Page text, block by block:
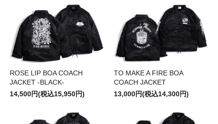
ROSE LIP BOA COACH
JACKET -BLACK-
14,500円(税込15,950円)
TO MAKE A FIRE BOA
COACH JACKET
13,000円(税込14,300円)